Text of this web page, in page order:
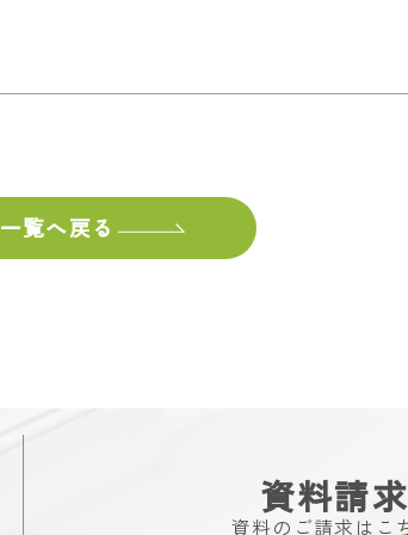
一覧へ戻る
資料請求
資料のご請求はこ